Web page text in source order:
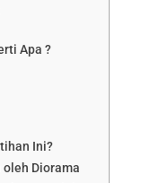
Apa ?
Ini?
Diorama